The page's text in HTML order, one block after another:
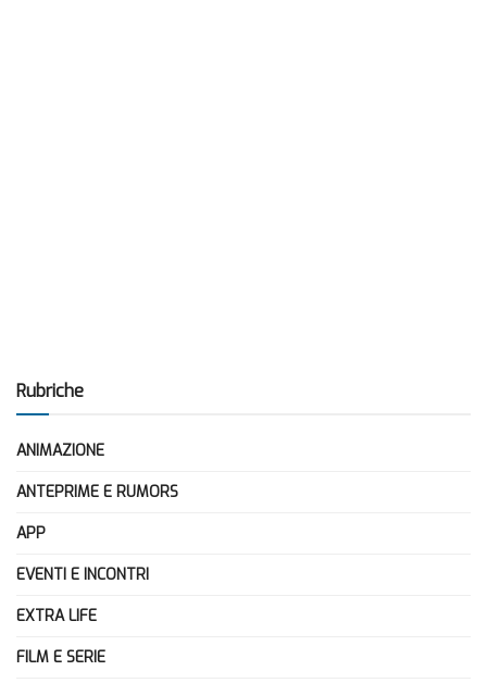
Rubriche
ANIMAZIONE
ANTEPRIME E RUMORS
APP
EVENTI E INCONTRI
EXTRA LIFE
FILM E SERIE